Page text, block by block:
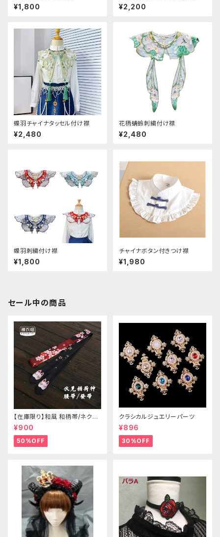
¥1,800 ¥2,200
蝶羽チャイナタッセル付け襟
¥2,480
花柄蜻蛉刺繍付け襟
¥2,480
蝶羽刺繍付け襟
¥1,800
チャイナボタン付きつけ襟
¥1,980
セール中の商品
【在庫限り】和風 和柄帯/ネクタ
イ/リボン（狐面/金魚
¥900
50%OFF
クラシカルジュエリーパーツ
¥896
30%OFF